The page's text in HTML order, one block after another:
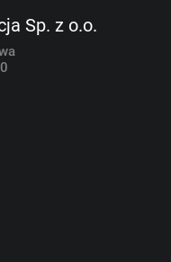
Sp. z o.o.